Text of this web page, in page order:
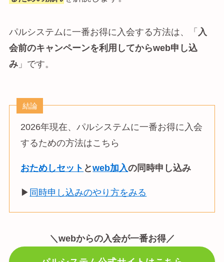
パルシステムに一番お得に入会する方法は、「 入
会前のキャンペーンを利用してからweb申し込
み」です。
結論
2026年現在、パルシステムに一番お得に入会
するための方法はこちら
おためしセット とweb加入の同時申し込み
▶ 同時申し込みのやり方をみる
＼webからの入会が一番お得／